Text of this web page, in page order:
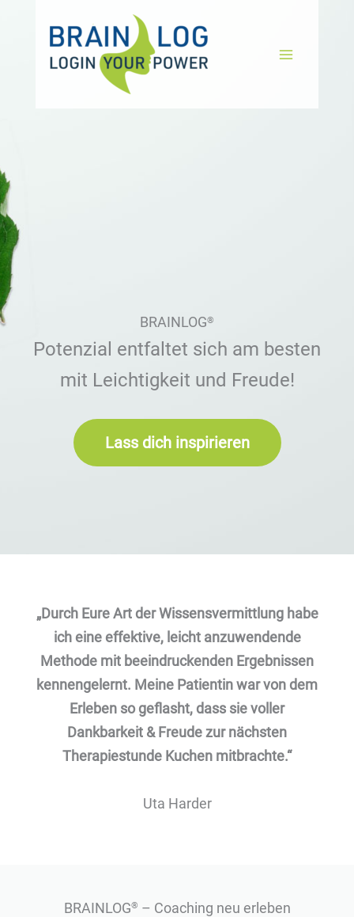
springen
BRAINLOG®
Potenzial entfaltet sich am besten
mit Leichtigkeit und Freude!
Lass dich inspirieren
„Durch Eure Art der Wissensvermittlung habe
ich eine effektive, leicht anzuwendende
Methode mit beeindruckenden Ergebnissen
kennengelernt. Meine Patientin war von dem
Erleben so geflasht, dass sie voller
Dankbarkeit & Freude zur nächsten
Therapiestunde Kuchen mitbrachte.“
Uta Harder
BRAINLOG® – Coaching neu erleben